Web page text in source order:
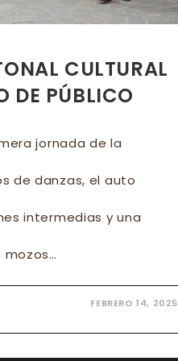
CULTURAL
DE PÚBLICO
jornada de la
de danzas, el auto
intermedias y una
mozos…
FEBRERO 14, 2025